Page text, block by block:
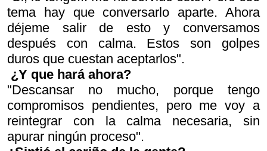
tema hay que conversarlo aparte. Ahora
déjeme salir de esto y conversamos
después con calma. Estos son golpes
duros que cuestan aceptarlos".
¿Y que hará ahora?
"Descansar no mucho, porque tengo
compromisos pendientes, pero me voy a
reintegrar con la calma necesaria, sin
apurar ningún proceso".